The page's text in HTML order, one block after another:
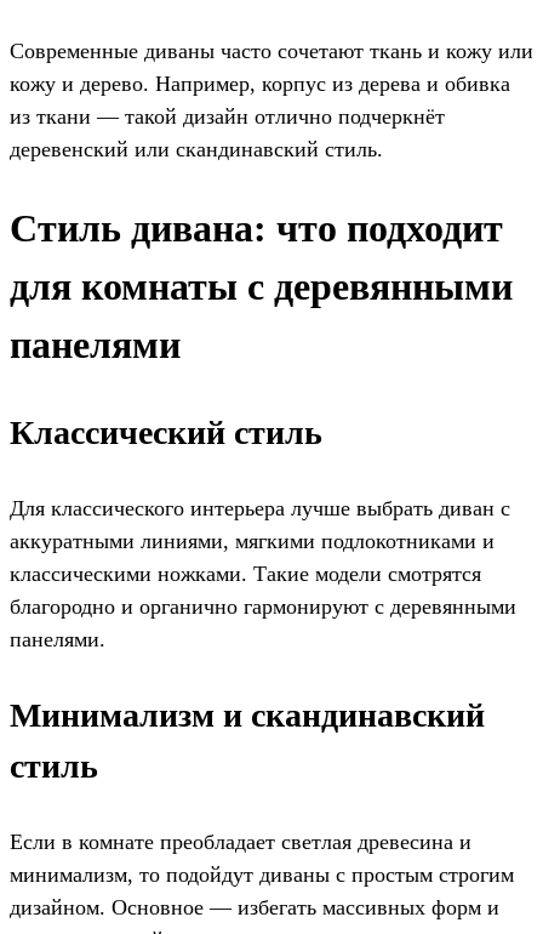
Современные диваны часто сочетают ткань и кожу или
кожу и дерево. Например, корпус из дерева и обивка
из ткани — такой дизайн отлично подчеркнёт
деревенский или скандинавский стиль.
Стиль дивана: что подходит
для комнаты с деревянными
панелями
Классический стиль
Для классического интерьера лучше выбрать диван с
аккуратными линиями, мягкими подлокотниками и
классическими ножками. Такие модели смотрятся
благородно и органично гармонируют с деревянными
панелями.
Минимализм и скандинавский
стиль
Если в комнате преобладает светлая древесина и
минимализм, то подойдут диваны с простым строгим
дизайном. Основное — избегать массивных форм и